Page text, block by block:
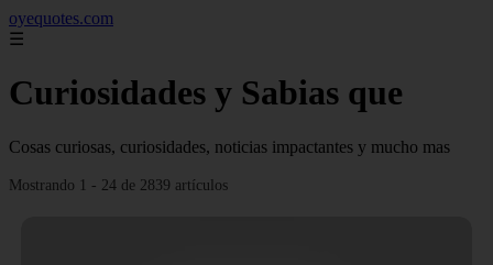
oyequotes.com
☰
Curiosidades y Sabias que
Cosas curiosas, curiosidades, noticias impactantes y mucho mas
Mostrando 1 - 24 de 2839 artículos